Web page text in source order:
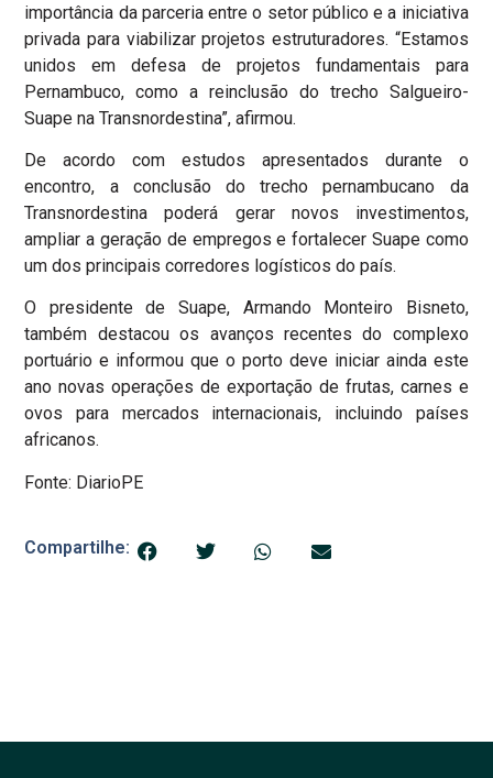
importância da parceria entre o setor público e a iniciativa
privada para viabilizar projetos estruturadores. “Estamos
unidos em defesa de projetos fundamentais para
Pernambuco, como a reinclusão do trecho Salgueiro-
Suape na Transnordestina”, afirmou.
De acordo com estudos apresentados durante o
encontro, a conclusão do trecho pernambucano da
Transnordestina poderá gerar novos investimentos,
ampliar a geração de empregos e fortalecer Suape como
um dos principais corredores logísticos do país.
O presidente de Suape, Armando Monteiro Bisneto,
também destacou os avanços recentes do complexo
portuário e informou que o porto deve iniciar ainda este
ano novas operações de exportação de frutas, carnes e
ovos para mercados internacionais, incluindo países
africanos.
Fonte: DiarioPE
Compartilhe: